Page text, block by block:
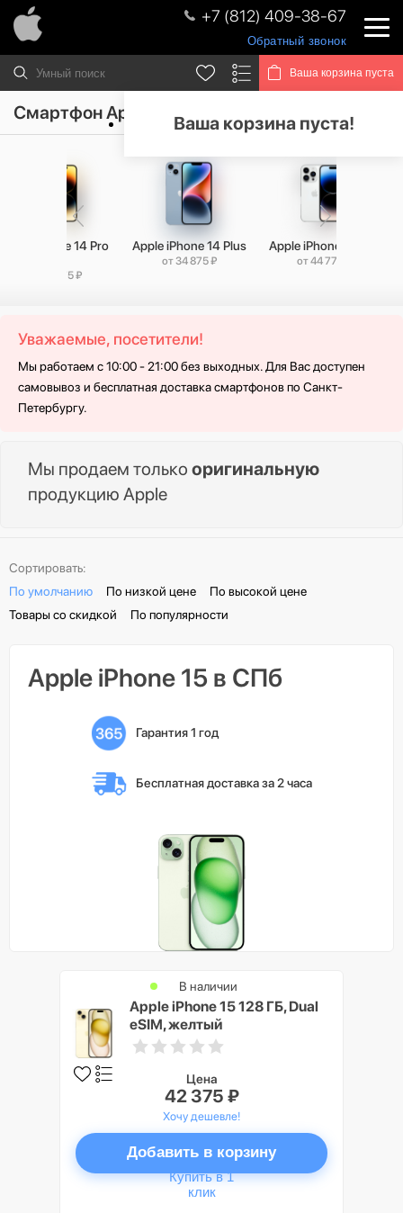
+7 (812) 409-38-67
Обратный звонок
Ваша корзина пуста
Ваша корзина пуста!
Смартфон Apple iPhone 15
Apple iPhone 14 Pro
от 49 775 ₽
Apple iPhone 14 Plus
от 34 875 ₽
Apple iPhone 14 Pro
от 44 775 ₽
Уважаемые, посетители!
Мы работаем с 10:00 - 21:00 без выходных. Для Вас доступен
самовывоз и бесплатная доставка смартфонов по Санкт-
Петербургу.
Мы продаем только оригинальную
продукцию Apple
Сортировать:
По умолчанию
По низкой цене
По высокой цене
Товары со скидкой
По популярности
Apple iPhone 15 в СПб
Гарантия 1 год
Бесплатная доставка за 2 часа
Apple iPhone 15 128 ГБ, Dual
eSIM, желтый
В наличии
Цена
42 375 ₽
Хочу дешевле!
Добавить в корзину
Купить в 1
клик